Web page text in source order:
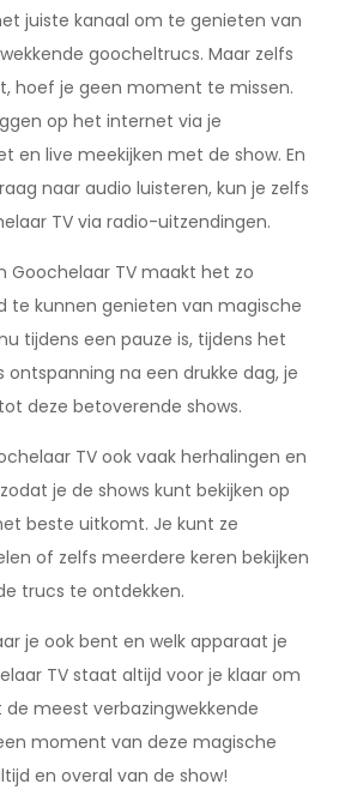
juiste kanaal om te genieten van
goocheltrucs. Maar zelfs
hoef je geen moment te missen.
op het internet via je
en live meekijken met de show. En
naar audio luisteren, kun je zelfs
TV via radio-uitzendingen.
Goochelaar TV maakt het zo
te kunnen genieten van magische
tijdens een pauze is, tijdens het
ontspanning na een drukke dag, je
deze betoverende shows.
TV ook vaak herhalingen en
je de shows kunt bekijken op
beste uitkomt. Je kunt ze
of zelfs meerdere keren bekijken
trucs te ontdekken.
je ook bent en welk apparaat je
TV staat altijd voor je klaar om
meest verbazingwekkende
moment van deze magische
en overal van de show!